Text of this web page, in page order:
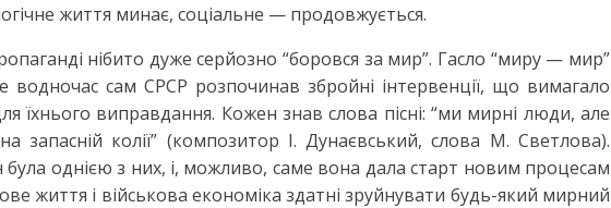
життя минає, соціальне — продовжується.
нібито дуже серйозно “боровся за мир”. Гасло “миру — мир”
водночас сам СРСР розпочинав збройні інтервенції, що вимагало
їхнього виправдання. Кожен знав слова пісні: “ми мирні люди, але
запасній колії” (композитор І. Дунаєвський, слова М. Светлова).
була однією з них, і, можливо, саме вона дала старт новим процесам
життя і військова економіка здатні зруйнувати будь-який мирний